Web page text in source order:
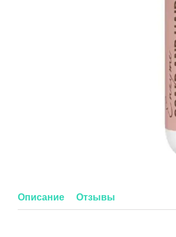
Описание Отзывы